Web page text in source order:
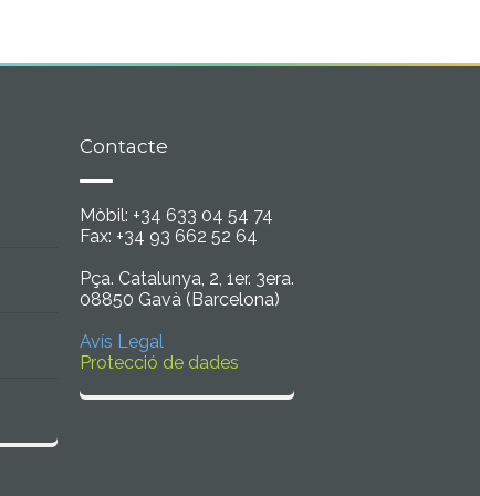
Contacte
Mòbil: +34 633 04 54 74
Fax: +34 93 662 52 64
Pça. Catalunya, 2, 1er. 3era.
08850 Gavà (Barcelona)
Avís Legal
Protecció de dades